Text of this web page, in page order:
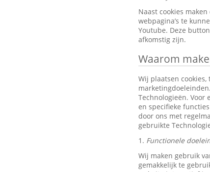
Naast cookies
webpagina’s te
Youtube. Deze
afkomstig zijn.
Waarom
Wij plaatsen
Technologieën. Voor
en specifieke
door ons met
gebruikte
1. Functionele
Wij maken gebruik
gemakkelijk te